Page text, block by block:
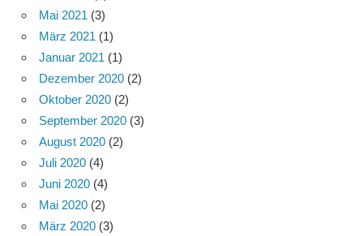
Mai 2021 (3)
März 2021 (1)
Januar 2021 (1)
Dezember 2020 (2)
Oktober 2020 (2)
September 2020 (3)
August 2020 (2)
Juli 2020 (4)
Juni 2020 (4)
Mai 2020 (2)
März 2020 (3)